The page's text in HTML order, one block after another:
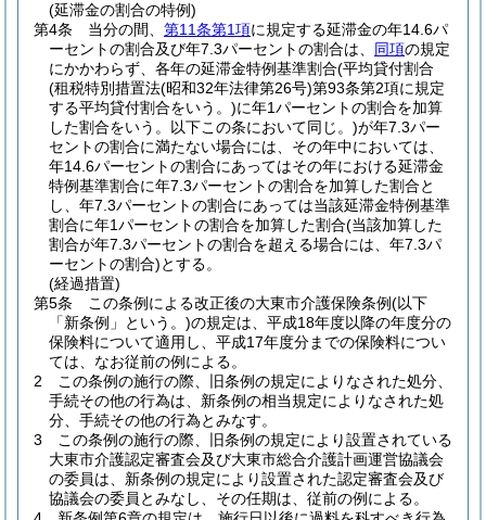
(延滞金の割合の特例)
第4条
当分の間、 第11条第1項に規定する延滞金の年14.6パ
ーセントの割合及び年7.3パーセントの割合は、 同項の規定
にかかわらず、各年の延滞金特例基準割合(平均貸付割合
(租税特別措置法(昭和32年法律第26号)第93条第2項に規定
する平均貸付割合をいう。)に年1パーセントの割合を加算
した割合をいう。以下この条において同じ。)が年7.3パー
セントの割合に満たない場合には、その年中においては、
年14.6パーセントの割合にあってはその年における延滞金
特例基準割合に年7.3パーセントの割合を加算した割合と
し、年7.3パーセントの割合にあっては当該延滞金特例基準
割合に年1パーセントの割合を加算した割合(当該加算した
割合が年7.3パーセントの割合を超える場合には、年7.3パ
ーセントの割合)とする。
(経過措置)
第5条
この条例による改正後の大東市介護保険条例(以下
「新条例」という。)の規定は、平成18年度以降の年度分の
保険料について適用し、平成17年度分までの保険料につい
ては、なお従前の例による。
2
この条例の施行の際、旧条例の規定によりなされた処分、
手続その他の行為は、新条例の相当規定によりなされた処
分、手続その他の行為とみなす。
3
この条例の施行の際、旧条例の規定により設置されている
大東市介護認定審査会及び大東市総合介護計画運営協議会
の委員は、新条例の規定により設置された認定審査会及び
協議会の委員とみなし、その任期は、従前の例による。